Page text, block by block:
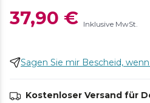
37,90 € Inklusive MwSt.
Sagen Sie mir Bescheid,
Kostenloser Versand für